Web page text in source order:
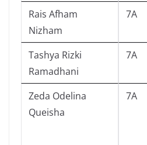
Rais Afham
Nizham
7A
Tashya Rizki
Ramadhani
7A
Zeda Odelina
Queisha
7A